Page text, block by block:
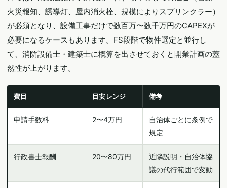
火災報知、誘導灯、屋内消火栓、規模によりスプリンクラー）
が必須となり、設備工事だけで数百万〜数千万円のCAPEXが
必要になるケースもあります。FS段階で物件選定と並行し
て、消防設備士・建築士に概算を出させておくと開業計画の蓋
然性が上がります。
費目 目安レンジ 備考
申請手数料 2〜4万円
自治体ごとに条例で
規定
行政書士報酬 20〜80万円
近隣説明・自治体協
議の代行範囲で変動